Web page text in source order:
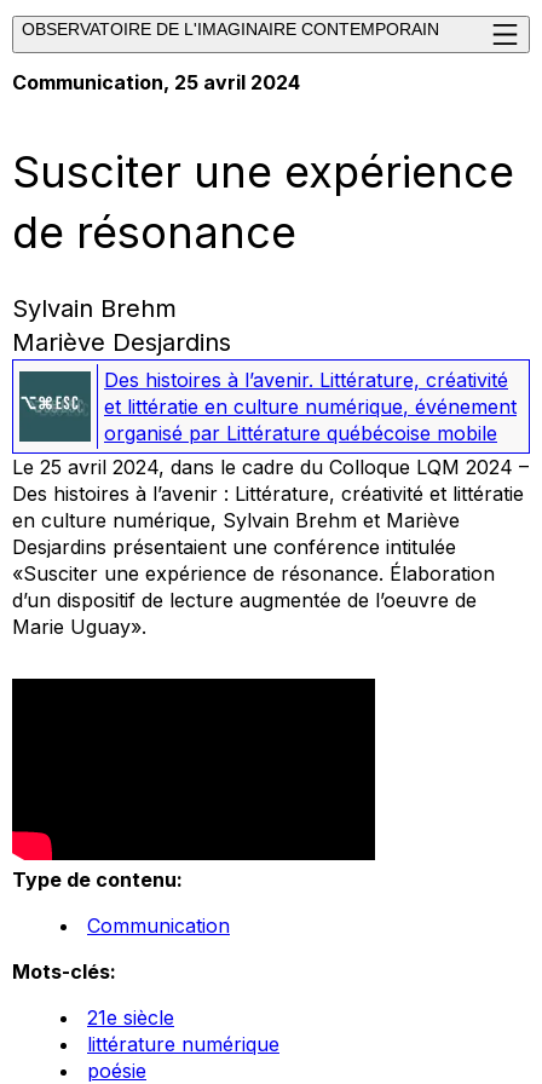
OBSERVATOIRE DE L'IMAGINAIRE CONTEMPORAIN
Communication, 25 avril 2024
Susciter une expérience
de résonance
Sylvain Brehm
Mariève Desjardins
Des histoires à l’avenir. Littérature, créativité
et littératie en culture numérique, événement
organisé par Littérature québécoise mobile
Le 25 avril 2024, dans le cadre du Colloque LQM 2024 –
Des histoires à l’avenir : Littérature, créativité et littératie
en culture numérique, Sylvain Brehm et Mariève
Desjardins présentaient une conférence intitulée
«Susciter une expérience de résonance. Élaboration
d’un dispositif de lecture augmentée de l’oeuvre de
Marie Uguay».
Type de contenu:
Communication
Mots-clés:
21e siècle
littérature numérique
poésie